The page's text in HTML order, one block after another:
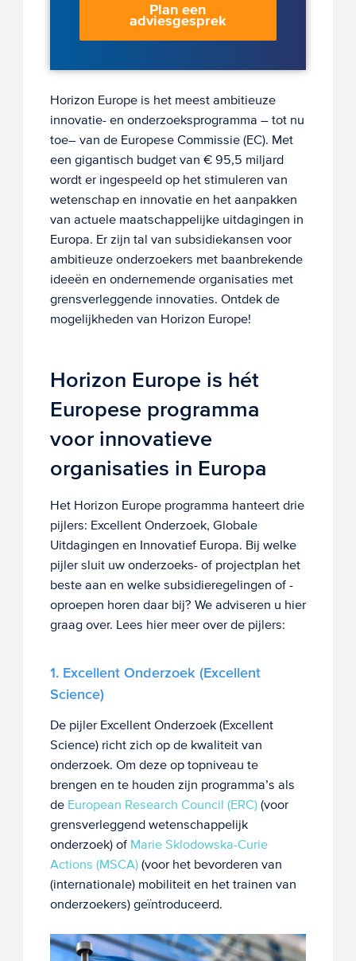
Plan een
adviesgesprek
Horizon Europe is het meest ambitieuze
innovatie- en onderzoeksprogramma – tot nu
toe– van de Europese Commissie (EC). Met
een gigantisch budget van € 95,5 miljard
wordt er ingespeeld op het stimuleren van
wetenschap en innovatie en het aanpakken
van actuele maatschappelijke uitdagingen in
Europa. Er zijn tal van subsidiekansen voor
ambitieuze onderzoekers met baanbrekende
ideeën en ondernemende organisaties met
grensverleggende innovaties. Ontdek de
mogelijkheden van Horizon Europe!
Horizon Europe is hét
Europese programma
voor innovatieve
organisaties in Europa
Het Horizon Europe programma hanteert drie
pijlers: Excellent Onderzoek, Globale
Uitdagingen en Innovatief Europa. Bij welke
pijler sluit uw onderzoeks- of projectplan het
beste aan en welke subsidieregelingen of -
oproepen horen daar bij? We adviseren u hier
graag over. Lees hier meer over de pijlers:
1. Excellent Onderzoek (Excellent
Science)
De pijler Excellent Onderzoek (Excellent
Science) richt zich op de kwaliteit van
onderzoek. Om deze op topniveau te
brengen en te houden zijn programma’s als
de European Research Council (ERC)(voor
grensverleggend wetenschappelijk
onderzoek) of Marie Sklodowska-Curie
Actions (MSCA)(voor het bevorderen van
(internationale) mobiliteit en het trainen van
onderzoekers) geïntroduceerd.